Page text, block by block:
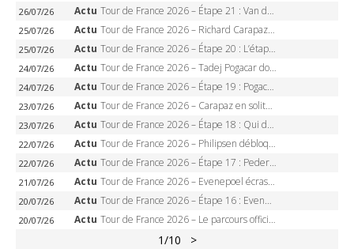
26/07/26 Actu Tour de France 2026 – Étape 21 : Van der Poel, Pogacar, qui succédera à Wout van Aert sur les Champs-Elysées ?
25/07/26 Actu Tour de France 2026 – Richard Carapaz roi des Alpes, doublé et maillot à pois, Seixas perd le podium
25/07/26 Actu Tour de France 2026 – Étape 20 : L’étape reine, Galibier, Sarenne, Alpe d’Huez, qui succédera à Pogacar ?
24/07/26 Actu Tour de France 2026 – Tadej Pogacar dompte l’Alpe d’Huez, 5e victoire, record de Pantani pulvérisé
24/07/26 Actu Tour de France 2026 – Étape 19 : Pogacar peut-il enfin dompter l’Alpe d’Huez ?
23/07/26 Actu Tour de France 2026 – Carapaz en solitaire à Orcières-Merlette, Paret-Peintre à un point du maillot à pois
23/07/26 Actu Tour de France 2026 – Étape 18 : Qui domptera Orcières-Merlette, première marche vers l’Alpe d’Huez ?
22/07/26 Actu Tour de France 2026 – Philipsen débloque son compteur à Voiron, Pedersen en danger pour le maillot vert
22/07/26 Actu Tour de France 2026 – Étape 17 : Pedersen peut-il verrouiller le maillot vert à Voiron ?
21/07/26 Actu Tour de France 2026 – Evenepoel écrase le chrono d’Évian, Seixas 4e, Lipowitz abandonne
20/07/26 Actu Tour de France 2026 – Étape 16 : Evenepoel, Pogacar, Ganna… qui domptera le chrono d’Évian pour redessiner le podium ?
20/07/26 Actu Tour de France 2026 – Le parcours officiel complet : 21 étapes, profils, carte et dates
1/10 >